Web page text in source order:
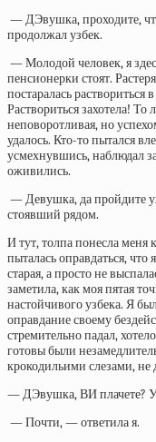
— ДЭвушка, проходите,
продолжал узбек.
— Молодой человек, я
пенсионерки стоят.
постаралась
Раствориться захотела! То
неповоротливая, но
удалось. Кто-то пытался
усмехнувшись, наблюдал
оживились.
— Девушка, да пройдите
стоявший рядом.
И тут, толпа понесла меня
пыталась оправдаться, что
старая, а просто не
заметила, как моя пятая
настойчивого узбека. Я
оправдание своему
стремительно падал,
готовы были
крокодильими слезами,
— ДЭвушка, ВИ плачете?
— Почти, — ответила я.